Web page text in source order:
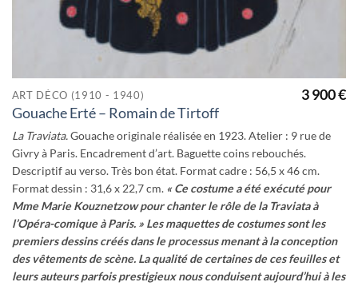
ART DÉCO (1910 - 1940)
Gouache Erté – Romain de Tirtoff
3 900€
La Traviata.Gouache originale réalisée en 1923. Atelier : 9 rue de
Givry à Paris. Encadrement d’art. Baguette coins rebouchés.
Descriptif au verso. Très bon état. Format cadre : 56,5 x 46 cm.
Format dessin : 31,6 x 22,7 cm. « Ce costume a été exécuté pour
Mme Marie Kouznetzow pour chanter le rôle de la Traviata à
l’Opéra-comique à Paris. » Les maquettes de costumes sont les
premiers dessins créés dans le processus menant à la conception
des vêtements de scène. La qualité de certaines de ces feuilles et
leurs auteurs parfois prestigieux nous conduisent aujourd’hui à les